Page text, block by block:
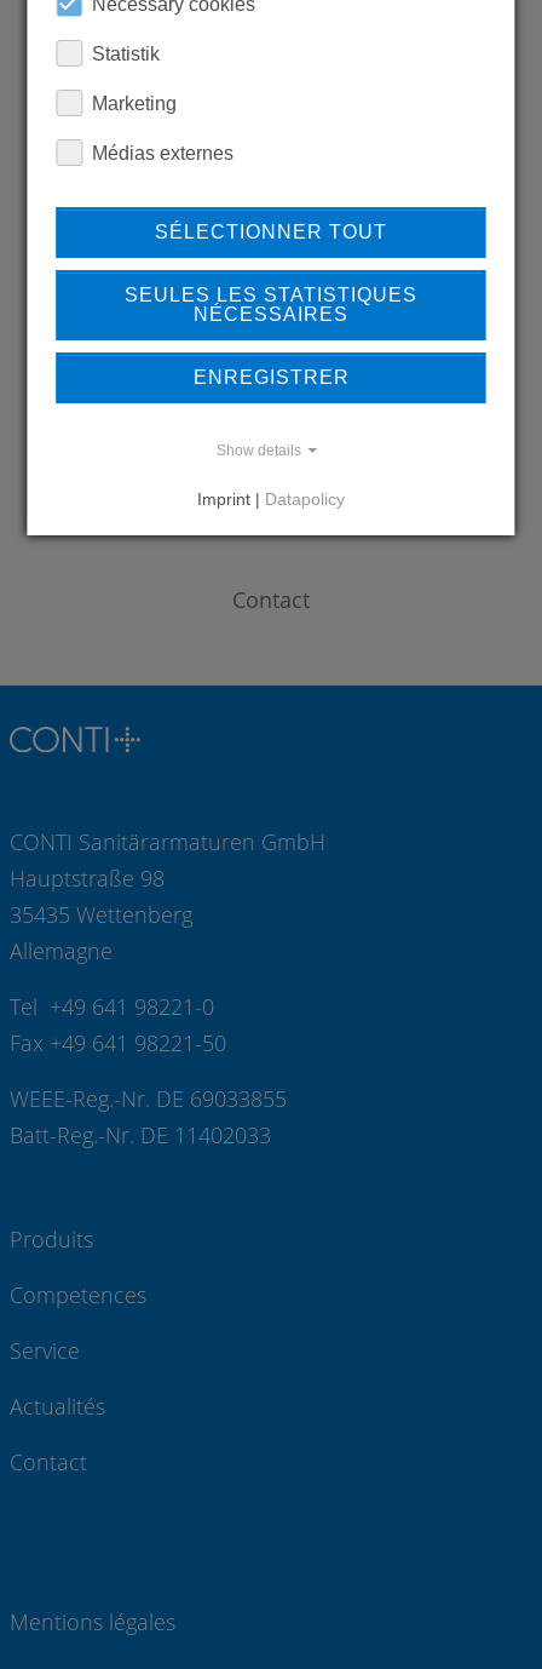
REFERENCES
Contact
CONTI Sanitärarmaturen GmbH
Hauptstraße 98
35435 Wettenberg
Allemagne
Tel +49 641 98221-0
Fax +49 641 98221-50
WEEE-Reg.-Nr. DE 69033855
Batt-Reg.-Nr. DE 11402033
Produits
Competences
Service
Actualités
Contact
Mentions légales
Necessary cookies
Statistik
Marketing
Médias externes
SÉLECTIONNER TOUT
SEULES LES STATISTIQUES
NÉCESSAIRES
ENREGISTRER
Show details
Imprint | Datapolicy